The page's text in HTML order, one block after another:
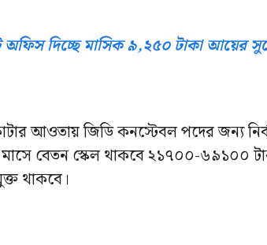
দিচ্ছে মাসিক ৯,২৫০ টাকা আয়ের
আওতায় জিডি কনস্টেবল পদের জন্য
বেতন স্কেল থাকবে ২১৭০০-৬৯১০০
থাকবে।